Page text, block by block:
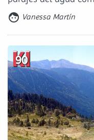
 Vanessa Martín
90